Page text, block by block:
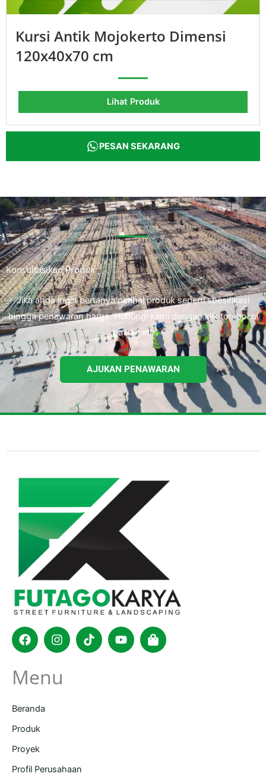
Kursi Antik Mojokerto Dimensi
120x40x70 cm
Lihat Produk
PESAN SEKARANG
Konsultasikan Produk
Jika anda ingin bertanya perihal produk seperti spesifikasi
hingga penawaran harga. Hubungi kami dengan klik tombol di
bawah ini.
AJUKAN PENAWARAN
FacebookInstagram
TiktokYoutubeShopping-
bag
Menu
Beranda
Produk
Proyek
Profil Perusahaan